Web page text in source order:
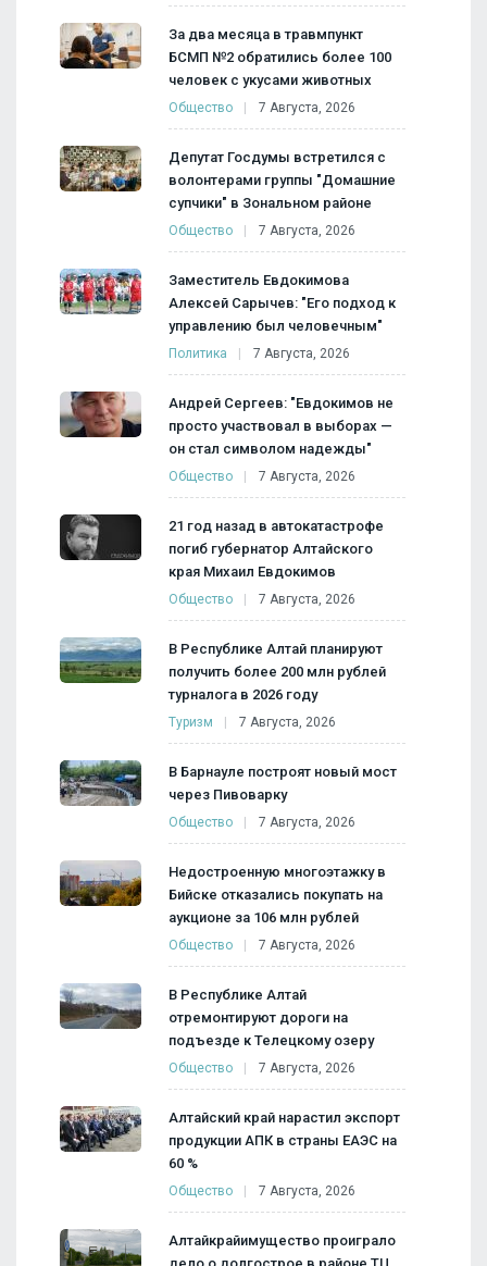
За два месяца в травмпункт
БСМП №2 обратились более 100
человек с укусами животных
Общество 7 Августа, 2026
Депутат Госдумы встретился с
волонтерами группы "Домашние
супчики" в Зональном районе
Общество 7 Августа, 2026
Заместитель Евдокимова
Алексей Сарычев: "Его подход к
управлению был человечным"
Политика 7 Августа, 2026
Андрей Сергеев: "Евдокимов не
просто участвовал в выборах —
он стал символом надежды"
Общество 7 Августа, 2026
21 год назад в автокатастрофе
погиб губернатор Алтайского
края Михаил Евдокимов
Общество 7 Августа, 2026
В Республике Алтай планируют
получить более 200 млн рублей
турналога в 2026 году
Туризм 7 Августа, 2026
В Барнауле построят новый мост
через Пивоварку
Общество 7 Августа, 2026
Недостроенную многоэтажку в
Бийске отказались покупать на
аукционе за 106 млн рублей
Общество 7 Августа, 2026
В Республике Алтай
отремонтируют дороги на
подъезде к Телецкому озеру
Общество 7 Августа, 2026
Алтайский край нарастил экспорт
продукции АПК в страны ЕАЭС на
60 %
Общество 7 Августа, 2026
Алтайкрайимущество проиграло